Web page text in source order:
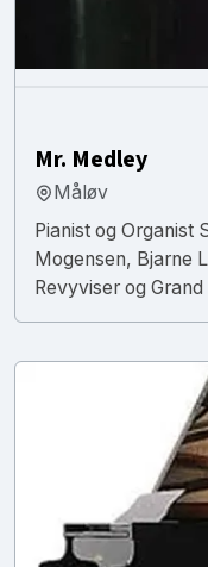
Mr. Medley
Måløv
Pianist og Organist
Mogensen, Bjarne
Revyviser og